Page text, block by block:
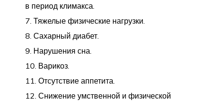
в период климакса.
Тяжелые физические нагрузки.
Сахарный диабет.
Нарушения сна.
Варикоз.
Отсутствие аппетита.
Снижение умственной и физической